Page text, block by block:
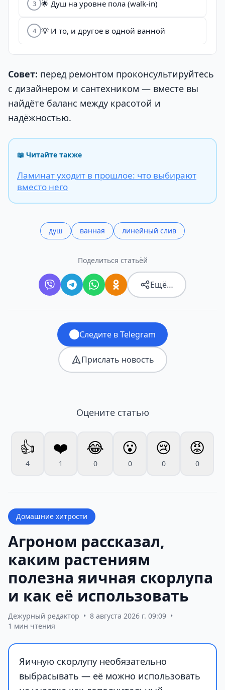
3 🌟 Душ на уровне пола (walk-in)
4 💡 И то, и другое в одной ванной
Совет: перед ремонтом проконсультируйтесь
с дизайнером и сантехником — вместе вы
найдёте баланс между красотой и
надёжностью.
📖 Читайте также
Ламинат уходит в прошлое: что выбирают
вместо него
душ ванная линейный слив
Поделиться статьёй
Ещё…
Следите в Telegram
Прислать новость
Оцените статью
👍
4
❤️
1
😂
0
😮
0
😢
0
😡
0
Домашние хитрости
Агроном рассказал,
каким растениям
полезна яичная скорлупа
и как её использовать
Дежурный редактор • 8 августа 2026 г. 09:09 •
1 мин чтения
Яичную скорлупу необязательно
выбрасывать — её можно использовать